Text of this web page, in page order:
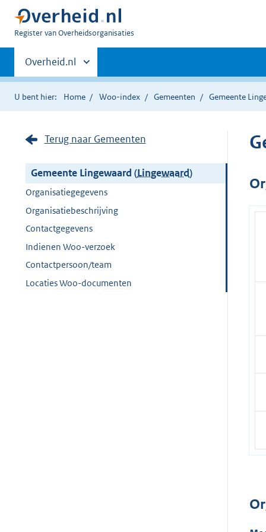
U
Register van Overheidsorganisaties
Primaire
navigatie
Andere
sites
binnen
Overheid.nl
U bent hier: Home Woo-index Gemeenten Gemeente
Terug naar Gemeenten
Gemeente Lingewaard (Lingewaard)
Organisatiegegevens
Organisatiebeschrijving
Contactgegevens
Indienen Woo-verzoek
Contactpersoon/team
Locaties Woo-documenten